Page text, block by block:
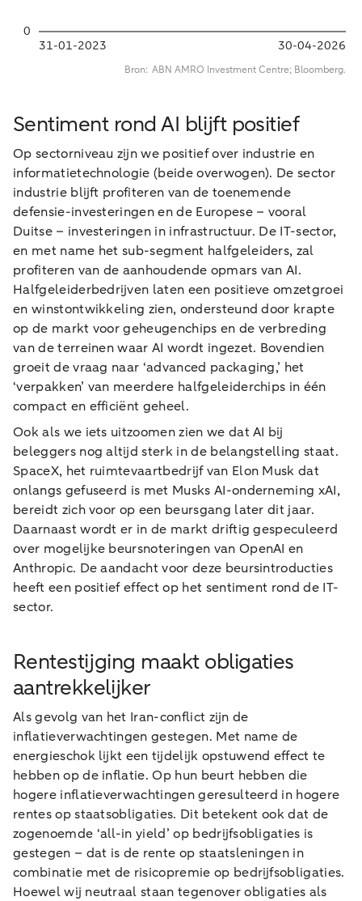
Sentiment rond AI blijft positief
Op sectorniveau zijn we positief over industrie en
informatietechnologie (beide overwogen). De sector
industrie blijft profiteren van de toenemende
defensie-investeringen en de Europese – vooral
Duitse – investeringen in infrastructuur. De IT-sector,
en met name het sub-segment halfgeleiders, zal
profiteren van de aanhoudende opmars van AI.
Halfgeleiderbedrijven laten een positieve omzetgroei
en winstontwikkeling zien, ondersteund door krapte
op de markt voor geheugenchips en de verbreding
van de terreinen waar AI wordt ingezet. Bovendien
groeit de vraag naar ‘advanced packaging,’ het
‘verpakken’ van meerdere halfgeleiderchips in één
compact en efficiënt geheel.
Ook als we iets uitzoomen zien we dat AI bij
beleggers nog altijd sterk in de belangstelling staat.
SpaceX, het ruimtevaartbedrijf van Elon Musk dat
onlangs gefuseerd is met Musks AI-onderneming xAI,
bereidt zich voor op een beursgang later dit jaar.
Daarnaast wordt er in de markt driftig gespeculeerd
over mogelijke beursnoteringen van OpenAI en
Anthropic. De aandacht voor deze beursintroducties
heeft een positief effect op het sentiment rond de IT-
sector.
Rentestijging maakt obligaties
aantrekkelijker
Als gevolg van het Iran-conflict zijn de
inflatieverwachtingen gestegen. Met name de
energieschok lijkt een tijdelijk opstuwend effect te
hebben op de inflatie. Op hun beurt hebben die
hogere inflatieverwachtingen geresulteerd in hogere
rentes op staatsobligaties. Dit betekent ook dat de
zogenoemde ‘all-in yield’ op bedrijfsobligaties is
gestegen – dat is de rente op staatsleningen in
combinatie met de risicopremie op bedrijfsobligaties.
Hoewel wij neutraal staan tegenover obligaties als